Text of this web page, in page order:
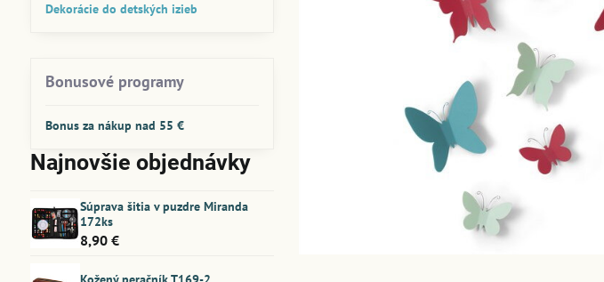
Dekorácie do detských izieb
Bonusové programy
Bonus za nákup nad 55 €
Najnovšie objednávky
Súprava šitia v puzdre Miranda
172ks
8,90 €